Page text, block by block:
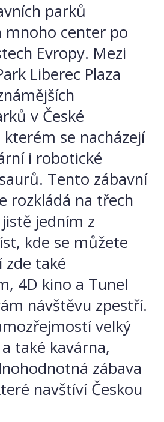
parků
mnoho center po
Evropy. Mezi
Liberec Plaza
v České
se nacházejí
i robotické
Tento zábavní
rozkládá na třech
jedním z
kde se můžete
zde také
4D kino a Tunel
návštěvu zpestří.
velký
také kavárna,
zábava
navštíví Českou